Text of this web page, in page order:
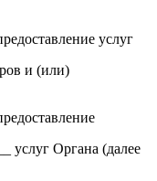
услуг
и (или)
услуг Органа (далее